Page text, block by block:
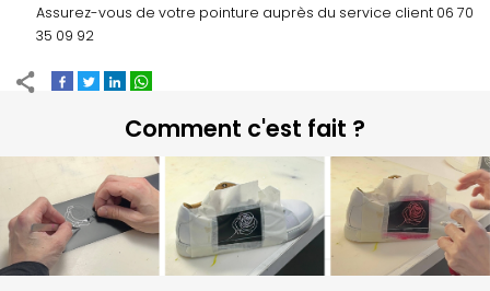
Assurez-vous de votre pointure auprès du service client 06 70
35 09 92
Comment c'est fait ?